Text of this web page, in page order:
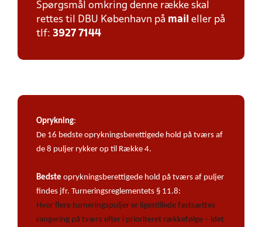
Spørgsmål omkring denne række skal
rettes til DBU København på mail eller på
tlf: 3927 7144
Oprykning:
De 16 bedste oprykningsberettigede hold på tværs af
de 8 puljer rykker op til Række 4.
Bedste oprykningsberettigede hold på tværs af puljer
findes jfr. Turneringsreglementets § 11.8:
Hvor flere turneringspuljer er ligestillede fastsættes
rangering på tværs efter i prioriteret rækkefølge – idet